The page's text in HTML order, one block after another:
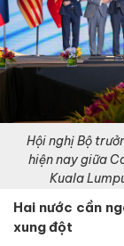
Hội nghị Bộ
hiện nay giữa
Kuala
Hai nước cần
xung đột